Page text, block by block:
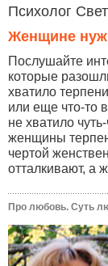
Психолог
Женщине
Послушайте
которые
хватило
или еще что-то
не хватило
женщины
чертой
отталкивают, а
Про любовь. Суть